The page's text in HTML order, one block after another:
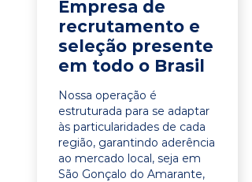
Empresa de
recrutamento e
seleção presente
em todo o Brasil
Nossa operação é
estruturada para se adaptar
às particularidades de cada
região, garantindo aderência
ao mercado local, seja em
São Gonçalo do Amarante,